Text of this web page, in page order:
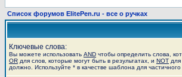
Список форумов ElitePen.ru - все о ручках
Ключевые слова:
Вы можете использовать AND чтобы определить слова,
OR для слов, которые могут быть в результатах, и NOT
должно. Используйте * в качестве шаблона для частичного